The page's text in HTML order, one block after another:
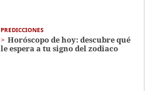
PREDICCIONES
Horóscopo de hoy: descubre qué
le espera a tu signo del zodiaco